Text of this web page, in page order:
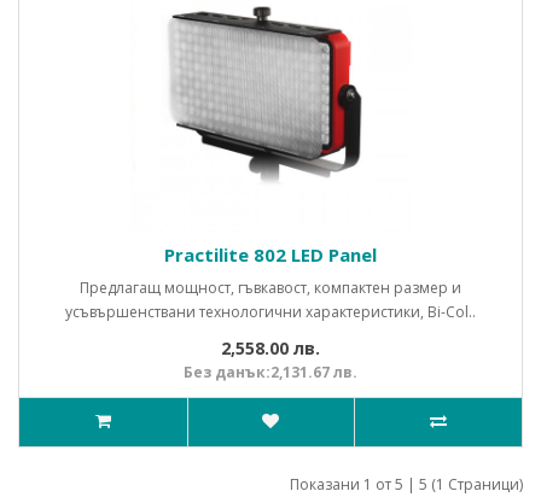
Practilite 802 LED Panel
Предлагащ мощност, гъвкавост, компактен размер и
усъвършенствани технологични характеристики, Bi-Col..
2,558.00 лв.
Без данък:2,131.67 лв.
Показани 1 от 5 | 5 (1 Страници)